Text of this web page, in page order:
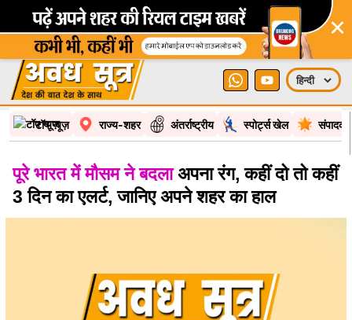
×
टॉप न्यूज़ राज्य-शहर अंतर्राष्ट्रीय स्पोर्ट्स खेल
पूरे भारत में मौसम ने बदलाअपना रंग, कहीं दो तो कहीं
3 दिन का एलर्ट, जानिए अपने शहर का हाल